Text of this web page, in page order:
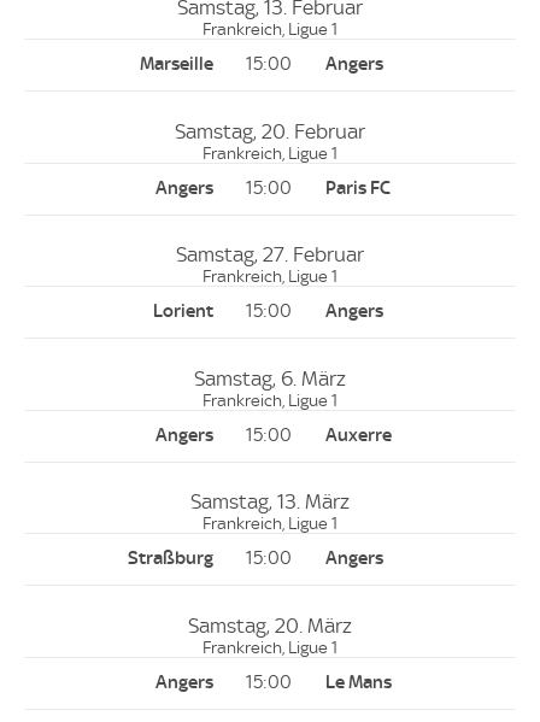
Samstag, 13. Februar
Frankreich, Ligue 1
15:00
Samstag, 20. Februar
Frankreich, Ligue 1
15:00
Samstag, 27. Februar
Frankreich, Ligue 1
15:00
Samstag, 6. März
Frankreich, Ligue 1
15:00
Samstag, 13. März
Frankreich, Ligue 1
15:00
Samstag, 20. März
Frankreich, Ligue 1
15:00